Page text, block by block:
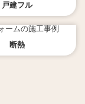
戸建フル
断熱